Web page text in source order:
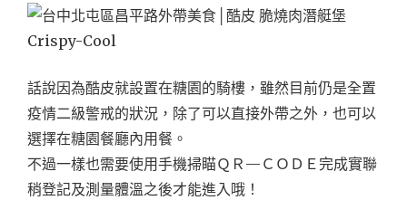
話說因為酷皮就設置在糖園的騎樓，雖然目前仍是全置
疫情二級警戒的狀況，除了可以直接外帶之外，也可以
選擇在糖園餐廳內用餐。
不過一樣也需要使用手機掃瞄ＱＲ—ＣＯＤＥ完成實聯
稍登記及測量體溫之後才能進入哦！